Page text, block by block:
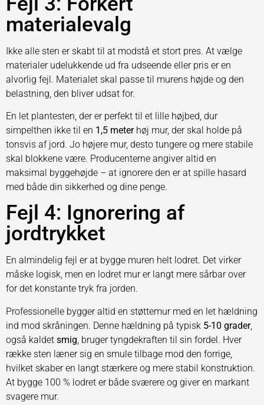
materialevalg
Ikke alle sten er skabt til at modstå et stort pres. At vælge
materialer udelukkende ud fra udseende eller pris er en
alvorlig fejl. Materialet skal passe til murens højde og den
belastning, den bliver udsat for.
En let plantesten, der er perfekt til et lille højbed, dur
simpelthen ikke til en 1,5 meterhøj mur, der skal holde på
tonsvis af jord. Jo højere mur, desto tungere og mere stabile
skal blokkene være. Producenterne angiver altid en
maksimal byggehøjde – at ignorere den er at spille hasard
med både din sikkerhed og dine penge.
Fejl 4: Ignorering af
jordtrykket
En almindelig fejl er at bygge muren helt lodret. Det virker
måske logisk, men en lodret mur er langt mere sårbar over
for det konstante tryk fra jorden.
Professionelle bygger altid en støttemur med en let hældning
ind mod skråningen. Denne hældning på typisk 5-10 grader,
også kaldet smig , bruger tyngdekraften til sin fordel. Hver
række sten læner sig en smule tilbage mod den forrige,
hvilket skaber en langt stærkere og mere stabil konstruktion.
At bygge 100 % lodret er både sværere og giver en markant
svagere mur.